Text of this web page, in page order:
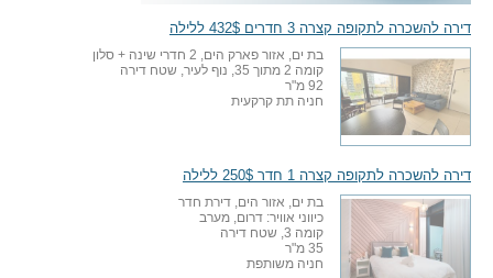
דירה להשכרה לתקופה קצרה 3 חדרים 432$ ללילה
בת ים, אזור פארק הים, 2 חדרי שינה + סלון
קומה 2 מתוך 35, נוף לעיר, שטח דירה
92 מ"ר
חניה תת קרקעית
דירה להשכרה לתקופה קצרה 1 חדר 250$ ללילה
בת ים, אזור הים, דירת חדר
כיווני אוויר: דרום, מערב
קומה 3, שטח דירה
35 מ"ר
חניה משותפת